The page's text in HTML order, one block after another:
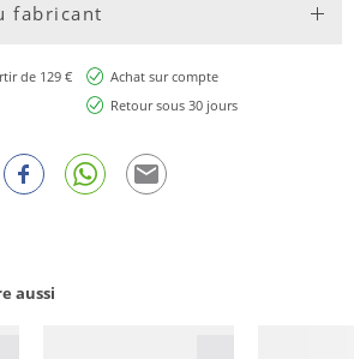
fabricant
de 129 €
Achat sur compte
Retour sous 30 jours
aussi